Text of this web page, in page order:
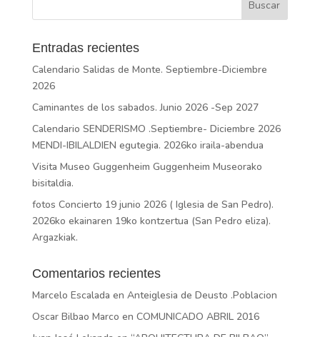
Entradas recientes
Calendario Salidas de Monte. Septiembre-Diciembre
2026
Caminantes de los sabados. Junio 2026 -Sep 2027
Calendario SENDERISMO .Septiembre- Diciembre 2026
MENDI-IBILALDIEN egutegia. 2026ko iraila-abendua
Visita Museo Guggenheim Guggenheim Museorako
bisitaldia.
fotos Concierto 19 junio 2026 ( Iglesia de San Pedro).
2026ko ekainaren 19ko kontzertua (San Pedro eliza).
Argazkiak.
Comentarios recientes
Marcelo Escalada en Anteiglesia de Deusto .Poblacion
Oscar Bilbao Marco en COMUNICADO ABRIL 2016